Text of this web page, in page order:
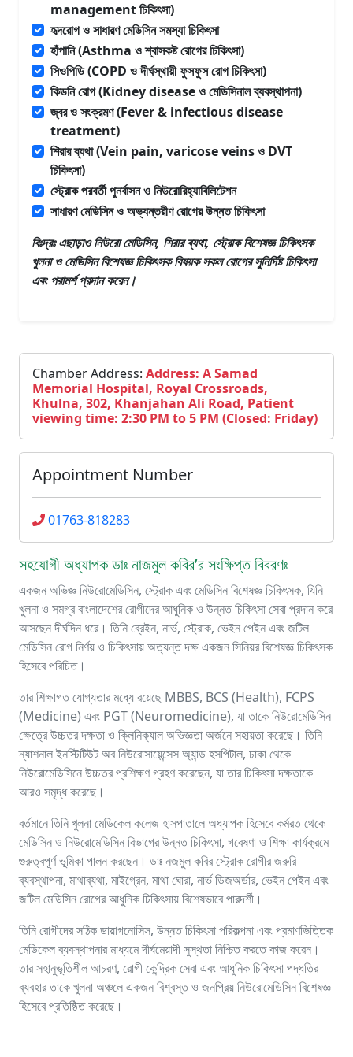
management চিকিৎসা)
হৃদরোগ ও সাধারণ মেডিসিন সমস্যা চিকিৎসা
হাঁপানি (Asthma ও শ্বাসকষ্ট রোগের চিকিৎসা)
সিওপিডি (COPD ও দীর্ঘস্থায়ী ফুসফুস রোগ চিকিৎসা)
কিডনি রোগ (Kidney disease ও মেডিসিনাল ব্যবস্থাপনা)
জ্বর ও সংক্রমণ (Fever & infectious disease
treatment)
শিরার ব্যথা (Vein pain, varicose veins ও DVT
চিকিৎসা)
স্ট্রোক পরবর্তী পুনর্বাসন ও নিউরোরিহ্যাবিলিটেশন
সাধারণ মেডিসিন ও অভ্যন্তরীণ রোগের উন্নত চিকিৎসা
বিঃদ্রঃ এছাড়াওনিউরো মেডিসিন, শিরার ব্যথা, স্ট্রোক বিশেষজ্ঞ চিকিৎসক
খুলনা ও মেডিসিন বিশেষজ্ঞ চিকিৎসকবিষয়ক সকল রোগের সুনির্দিষ্ট চিকিৎসা
এবং পরামর্শ প্রদান করেন।
Chamber Address: Address: A Samad
Memorial Hospital, Royal Crossroads,
Khulna, 302, Khanjahan Ali Road, Patient
viewing time: 2:30 PM to 5 PM (Closed: Friday)
Appointment Number
01763-818283
সহযোগী অধ্যাপক ডাঃ নাজমুল কবির’র সংক্ষিপ্ত বিবরণঃ
একজন অভিজ্ঞ নিউরোমেডিসিন, স্ট্রোক এবং মেডিসিন বিশেষজ্ঞ চিকিৎসক, যিনি
খুলনা ও সমগ্র বাংলাদেশের রোগীদের আধুনিক ও উন্নত চিকিৎসা সেবা প্রদান করে
আসছেন দীর্ঘদিন ধরে। তিনি ব্রেইন, নার্ভ, স্ট্রোক, ভেইন পেইন এবং জটিল
মেডিসিন রোগ নির্ণয় ও চিকিৎসায় অত্যন্ত দক্ষ একজন সিনিয়র বিশেষজ্ঞ চিকিৎসক
হিসেবে পরিচিত।
তার শিক্ষাগত যোগ্যতার মধ্যে রয়েছে MBBS, BCS (Health), FCPS
(Medicine) এবং PGT (Neuromedicine), যা তাকে নিউরোমেডিসিন
ক্ষেত্রে উচ্চতর দক্ষতা ও ক্লিনিক্যাল অভিজ্ঞতা অর্জনে সহায়তা করেছে। তিনি
ন্যাশনাল ইনস্টিটিউট অব নিউরোসায়েন্সেস অ্যান্ড হসপিটাল, ঢাকা থেকে
নিউরোমেডিসিনে উচ্চতর প্রশিক্ষণ গ্রহণ করেছেন, যা তার চিকিৎসা দক্ষতাকে
আরও সমৃদ্ধ করেছে।
বর্তমানে তিনি খুলনা মেডিকেল কলেজ হাসপাতালে অধ্যাপক হিসেবে কর্মরত থেকে
মেডিসিন ও নিউরোমেডিসিন বিভাগের উন্নত চিকিৎসা, গবেষণা ও শিক্ষা কার্যক্রমে
গুরুত্বপূর্ণ ভূমিকা পালন করছেন। ডাঃ নজমুল কবির স্ট্রোক রোগীর জরুরি
ব্যবস্থাপনা, মাথাব্যথা, মাইগ্রেন, মাথা ঘোরা, নার্ভ ডিজঅর্ডার, ভেইন পেইন এবং
জটিল মেডিসিন রোগের আধুনিক চিকিৎসায় বিশেষভাবে পারদর্শী।
তিনি রোগীদের সঠিক ডায়াগনোসিস, উন্নত চিকিৎসা পরিকল্পনা এবং প্রমাণভিত্তিক
মেডিকেল ব্যবস্থাপনার মাধ্যমে দীর্ঘমেয়াদী সুস্থতা নিশ্চিত করতে কাজ করেন।
তার সহানুভূতিশীল আচরণ, রোগী কেন্দ্রিক সেবা এবং আধুনিক চিকিৎসা পদ্ধতির
ব্যবহার তাকে খুলনা অঞ্চলে একজন বিশ্বস্ত ও জনপ্রিয় নিউরোমেডিসিন বিশেষজ্ঞ
হিসেবে প্রতিষ্ঠিত করেছে।